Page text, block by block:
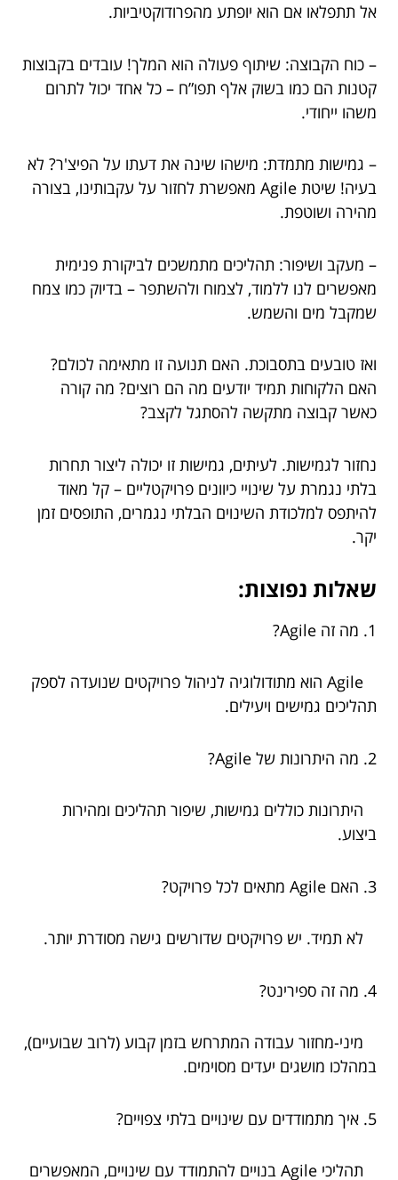
אל תתפלאו אם הוא יופתע מהפרודוקטיביות.
– כוח הקבוצה: שיתוף פעולה הוא המלך! עובדים בקבוצות
קטנות הם כמו בשוק אלף תפו”ח – כל אחד יכול לתרום
משהו ייחודי.
– גמישות מתמדת: מישהו שינה את דעתו על הפיצ'ר? לא
בעיה! שיטת Agile מאפשרת לחזור על עקבותינו, בצורה
מהירה ושוטפת.
– מעקב ושיפור: תהליכים מתמשכים לביקורת פנימית
מאפשרים לנו ללמוד, לצמוח ולהשתפר – בדיוק כמו צמח
שמקבל מים והשמש.
ואז טובעים בתסבוכת. האם תנועה זו מתאימה לכולם?
האם הלקוחות תמיד יודעים מה הם רוצים? מה קורה
כאשר קבוצה מתקשה להסתגל לקצב?
נחזור לגמישות. לעיתים, גמישות זו יכולה ליצור תחרות
בלתי נגמרת על שינויי כיוונים פרויקטליים – קל מאוד
להיתפס למלכודת השינוים הבלתי נגמרים, התופסים זמן
יקר.
שאלות נפוצות:
1. מה זה Agile?
Agile הוא מתודולוגיה לניהול פרויקטים שנועדה לספק
תהליכים גמישים ויעילים.
2. מה היתרונות של Agile?
היתרונות כוללים גמישות, שיפור תהליכים ומהירות
ביצוע.
3. האם Agile מתאים לכל פרויקט?
לא תמיד. יש פרויקטים שדורשים גישה מסודרת יותר.
4. מה זה ספירינט?
מיני-מחזור עבודה המתרחש בזמן קבוע (לרוב שבועיים),
במהלכו מושגים יעדים מסוימים.
5. איך מתמודדים עם שינויים בלתי צפויים?
תהליכי Agile בנויים להתמודד עם שינויים, המאפשרים